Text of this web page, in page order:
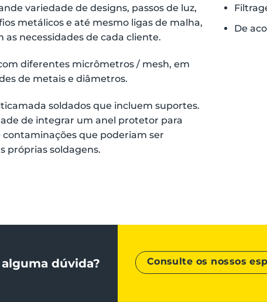
variedade de designs, passos de luz,
metálicos e até mesmo ligas de malha,
as necessidades de cada cliente.
diferentes micrômetros / mesh, em
de metais e diâmetros.
soldados que incluem suportes.
de integrar um anel protetor para
contaminações que poderiam ser
próprias soldagens.
De
alguma dúvida? Consulte os nossos